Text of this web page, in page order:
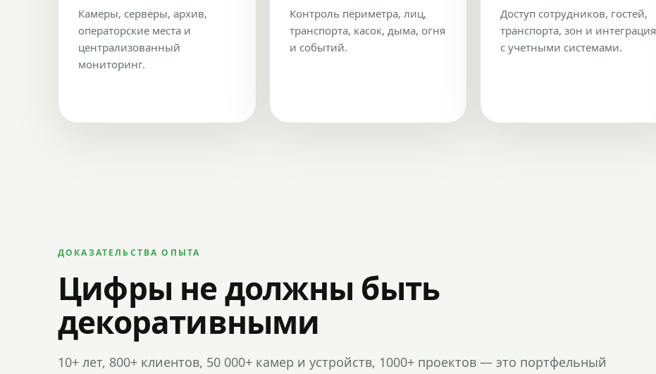
Камеры, серверы, архив,
операторские места и
централизованный
мониторинг.
Контроль периметра, лиц,
транспорта, касок, дыма, огня
и событий.
Доступ сотрудников, гостей,
транспорта, зон и интеграция
с учетными системами.
ДОКАЗАТЕЛЬСТВА ОПЫТА
Цифры не должны быть
декоративными
10+ лет, 800+ клиентов, 50 000+ камер и устройств, 1000+ проектов — это портфельный